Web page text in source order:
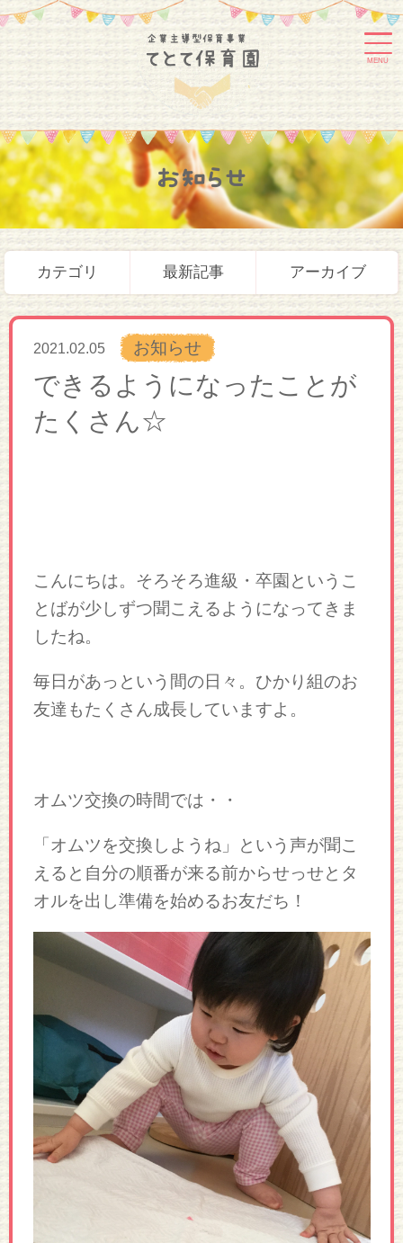
MENU
お知らせ
カテゴリ 最新記事 アーカイブ
2021.02.05 お知らせ
できるようになったことが
たくさん☆
こんにちは。そろそろ進級・卒園というこ
とばが少しずつ聞こえるようになってきま
したね。
毎日があっという間の日々。ひかり組のお
友達もたくさん成長していますよ。
オムツ交換の時間では・・
「オムツを交換しようね」という声が聞こ
えると自分の順番が来る前からせっせとタ
オルを出し準備を始めるお友だち！